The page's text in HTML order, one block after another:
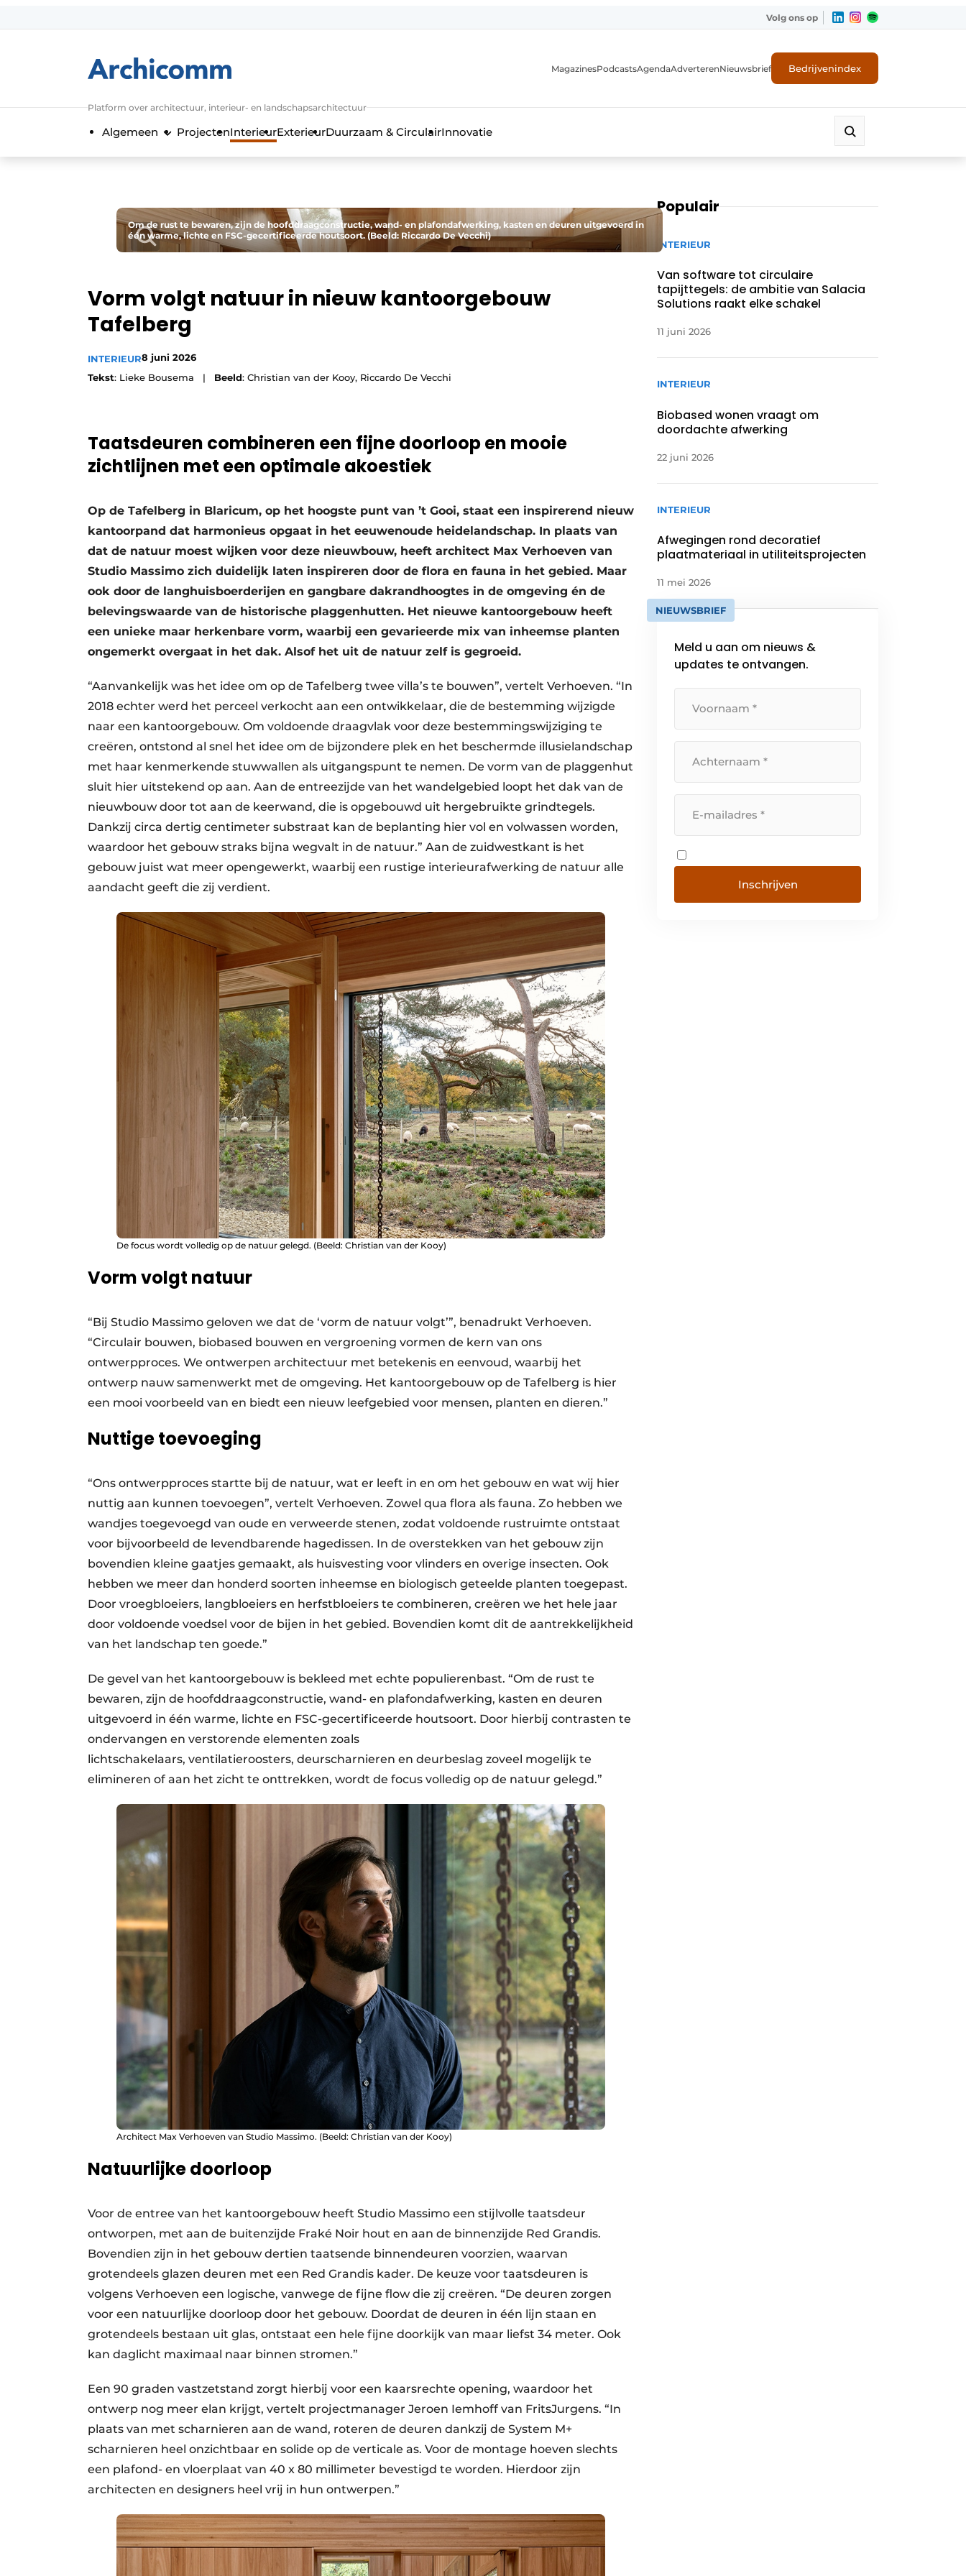
Algemene voorwaarden
Privacy / Cookie statement
Vacature aanmelden
Volg ons op
Platform over architectuur, interieur- en landschapsarchitectuur
MagazinesPodcastsAgendaAdverterenNieuwsbrief Bedrijvenindex
Algemeen ProjectenInterieurExterieurDuurzaam & CirculairInnovatie
Om de rust te bewaren, zijn de hoofddraagconstructie, wand- en plafondafwerking, kasten en deuren uitgevoerd in
één warme, lichte en FSC-gecertificeerde houtsoort. (Beeld: Riccardo De Vecchi)
Vorm volgt natuur in nieuw kantoorgebouw
Tafelberg
INTERIEUR8 juni 2026
Tekst: Lieke Bousema | Beeld: Christian van der Kooy, Riccardo De Vecchi
Taatsdeuren combineren een fijne doorloop en mooie
zichtlijnen met een optimale akoestiek
Op de Tafelberg in Blaricum, op het hoogste punt van ’t Gooi, staat een inspirerend nieuw
kantoorpand dat harmonieus opgaat in het eeuwenoude heidelandschap. In plaats van
dat de natuur moest wijken voor deze nieuwbouw, heeft architect Max Verhoeven van
Studio Massimo zich duidelijk laten inspireren door de flora en fauna in het gebied. Maar
ook door de langhuisboerderijen en gangbare dakrandhoogtes in de omgeving én de
belevingswaarde van de historische plaggenhutten. Het nieuwe kantoorgebouw heeft
een unieke maar herkenbare vorm, waarbij een gevarieerde mix van inheemse planten
ongemerkt overgaat in het dak. Alsof het uit de natuur zelf is gegroeid.
“Aanvankelijk was het idee om op de Tafelberg twee villa’s te bouwen”, vertelt Verhoeven. “In
2018 echter werd het perceel verkocht aan een ontwikkelaar, die de bestemming wijzigde
naar een kantoorgebouw. Om voldoende draagvlak voor deze bestemmingswijziging te
creëren, ontstond al snel het idee om de bijzondere plek en het beschermde illusielandschap
met haar kenmerkende stuwwallen als uitgangspunt te nemen. De vorm van de plaggenhut
sluit hier uitstekend op aan. Aan de entreezijde van het wandelgebied loopt het dak van de
nieuwbouw door tot aan de keerwand, die is opgebouwd uit hergebruikte grindtegels.
Dankzij circa dertig centimeter substraat kan de beplanting hier vol en volwassen worden,
waardoor het gebouw straks bijna wegvalt in de natuur.” Aan de zuidwestkant is het
gebouw juist wat meer opengewerkt, waarbij een rustige interieurafwerking de natuur alle
aandacht geeft die zij verdient.
De focus wordt volledig op de natuur gelegd. (Beeld: Christian van der Kooy)
Vorm volgt natuur
“Bij Studio Massimo geloven we dat de ‘vorm de natuur volgt’”, benadrukt Verhoeven.
“Circulair bouwen, biobased bouwen en vergroening vormen de kern van ons
ontwerpproces. We ontwerpen architectuur met betekenis en eenvoud, waarbij het
ontwerp nauw samenwerkt met de omgeving. Het kantoorgebouw op de Tafelberg is hier
een mooi voorbeeld van en biedt een nieuw leefgebied voor mensen, planten en dieren.”
Nuttige toevoeging
“Ons ontwerpproces startte bij de natuur, wat er leeft in en om het gebouw en wat wij hier
nuttig aan kunnen toevoegen”, vertelt Verhoeven. Zowel qua flora als fauna. Zo hebben we
wandjes toegevoegd van oude en verweerde stenen, zodat voldoende rustruimte ontstaat
voor bijvoorbeeld de levendbarende hagedissen. In de overstekken van het gebouw zijn
bovendien kleine gaatjes gemaakt, als huisvesting voor vlinders en overige insecten. Ook
hebben we meer dan honderd soorten inheemse en biologisch geteelde planten toegepast.
Door vroegbloeiers, langbloeiers en herfstbloeiers te combineren, creëren we het hele jaar
door voldoende voedsel voor de bijen in het gebied. Bovendien komt dit de aantrekkelijkheid
van het landschap ten goede.”
De gevel van het kantoorgebouw is bekleed met echte populierenbast. “Om de rust te
bewaren, zijn de hoofddraagconstructie, wand- en plafondafwerking, kasten en deuren
uitgevoerd in één warme, lichte en FSC-gecertificeerde houtsoort. Door hierbij contrasten te
ondervangen en verstorende elementen zoals
lichtschakelaars, ventilatieroosters, deurscharnieren en deurbeslag zoveel mogelijk te
elimineren of aan het zicht te onttrekken, wordt de focus volledig op de natuur gelegd.”
Architect Max Verhoeven van Studio Massimo. (Beeld: Christian van der Kooy)
Natuurlijke doorloop
Voor de entree van het kantoorgebouw heeft Studio Massimo een stijlvolle taatsdeur
ontworpen, met aan de buitenzijde Fraké Noir hout en aan de binnenzijde Red Grandis.
Bovendien zijn in het gebouw dertien taatsende binnendeuren voorzien, waarvan
grotendeels glazen deuren met een Red Grandis kader. De keuze voor taatsdeuren is
volgens Verhoeven een logische, vanwege de fijne flow die zij creëren. “De deuren zorgen
voor een natuurlijke doorloop door het gebouw. Doordat de deuren in één lijn staan en
grotendeels bestaan uit glas, ontstaat een hele fijne doorkijk van maar liefst 34 meter. Ook
kan daglicht maximaal naar binnen stromen.”
Een 90 graden vastzetstand zorgt hierbij voor een kaarsrechte opening, waardoor het
ontwerp nog meer elan krijgt, vertelt projectmanager Jeroen Iemhoff van FritsJurgens. “In
plaats van met scharnieren aan de wand, roteren de deuren dankzij de System M+
scharnieren heel onzichtbaar en solide op de verticale as. Voor de montage hoeven slechts
een plafond- en vloerplaat van 40 x 80 millimeter bevestigd te worden. Hierdoor zijn
architecten en designers heel vrij in hun ontwerpen.”
Populair
INTERIEUR
Van software tot circulaire
tapijttegels: de ambitie van Salacia
Solutions raakt elke schakel
11 juni 2026
INTERIEUR
Biobased wonen vraagt om
doordachte afwerking
22 juni 2026
INTERIEUR
Afwegingen rond decoratief
plaatmateriaal in utiliteitsprojecten
11 mei 2026
NIEUWSBRIEF
Meld u aan om nieuws &
updates te ontvangen.
Inschrijven